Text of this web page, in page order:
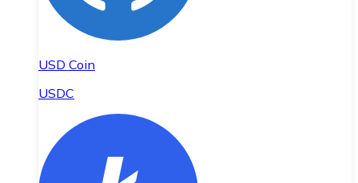
USD Coin
USDC